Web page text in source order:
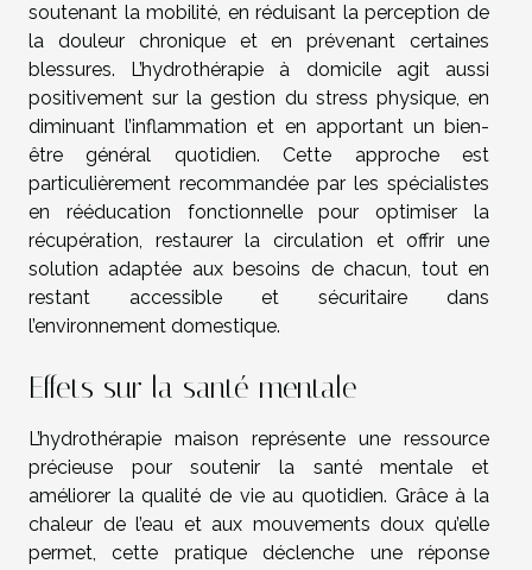
soutenant la mobilité, en réduisant la perception de
la douleur chronique et en prévenant certaines
blessures. L’hydrothérapie à domicile agit aussi
positivement sur la gestion du stress physique, en
diminuant l’inflammation et en apportant un bien-
être général quotidien. Cette approche est
particulièrement recommandée par les spécialistes
en rééducation fonctionnelle pour optimiser la
récupération, restaurer la circulation et offrir une
solution adaptée aux besoins de chacun, tout en
restant accessible et sécuritaire dans
l’environnement domestique.
Effets sur la santé mentale
L’hydrothérapie maison représente une ressource
précieuse pour soutenir la santé mentale et
améliorer la qualité de vie au quotidien. Grâce à la
chaleur de l’eau et aux mouvements doux qu’elle
permet, cette pratique déclenche une réponse